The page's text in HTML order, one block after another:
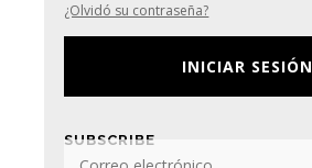
¿Olvidó su contraseña?
INICIAR SESIÓN
SUBSCRIBE